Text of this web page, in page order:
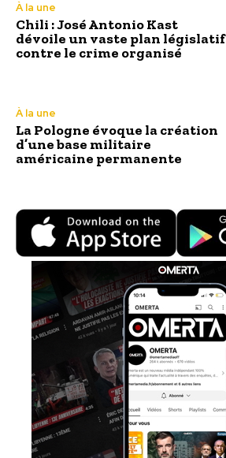
À la une
Chili : José Antonio Kast
dévoile un vaste plan législatif
contre le crime organisé
À la une
La Pologne évoque la création
d’une base militaire
américaine permanente